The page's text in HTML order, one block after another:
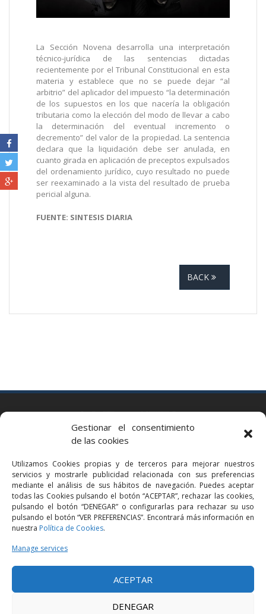
Gestionar el consentimiento
de las cookies
Utilizamos Cookies propias y de terceros para mejorar nuestros
servicios y mostrarle publicidad relacionada con sus preferencias
mediante el análisis de sus hábitos de navegación. Puedes aceptar
todas las Cookies pulsando el botón “ACEPTAR”, rechazar las cookies,
pulsando el botón “DENEGAR” o configurarlas para rechazar su uso
pulsando el botón “VER PREFERENCIAS”. Encontrará más información en
nuestra Política de Cookies.
Manage services
ACEPTAR
DENEGAR
La Sección Novena desarrolla una interpretación
técnico-jurídica de las sentencias dictadas
recientemente por el Tribunal Constitucional en esta
materia y establece que no se puede dejar “al
arbitrio” del aplicador del impuesto “la determinación
de los supuestos en los que nacería la obligación
tributaria como la elección del modo de llevar a cabo
la determinación del eventual incremento o
decremento” del valor de la propiedad. La sentencia
declara que la liquidación debe ser anulada, en
cuanto girada en aplicación de preceptos expulsados
del ordenamiento jurídico, cuyo resultado no puede
ser reexaminado a la vista del resultado de prueba
pericial alguna.
FUENTE: SINTESIS DIARIA
BACK
Via Augusta 2 bis, 3º, 08006 Barcelona
bcn@bellavistalegal.eu
GRANOLLERS
C/ Sant Jaume, 16 1r, 08401 Granollers (Bcn)
+34 93 860 39 60
grn@bellavistalegal.eu
MADRID
+34 91 431 98 21 | +34 91 431 98 95
mad@bellavistalegal.eu